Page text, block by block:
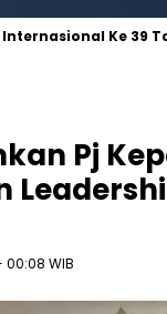
Ke 39 Tahun,
Pj
00:08 WIB